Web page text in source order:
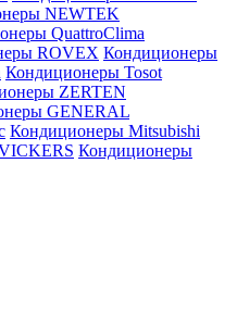
NEWTEK
QuattroClima
ROVEX Кондиционеры
Кондиционеры Tosot
ZERTEN
GENERAL
Кондиционеры Mitsubishi
Кондиционеры